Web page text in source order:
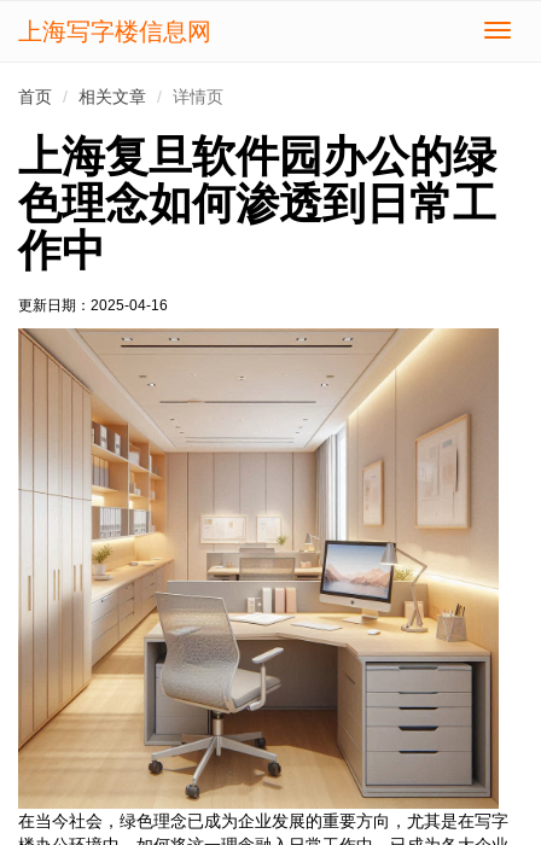
切
上海写字楼信息网
首页 相关文章 详情页
上海复旦软件园办公的绿
色理念如何渗透到日常工
作中
更新日期： 2025-04-16
在当今社会，绿色理念已成为企业发展的重要方向，尤其是在写字